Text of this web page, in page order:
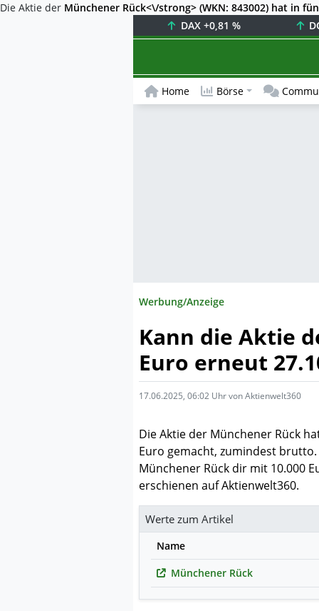
Die Aktie der Münchener Rück<\/strong> (WKN: 843002) hat in
DAX +0,81 %
Home Börse
Werbung/Anzeige
Kann die Aktie
Euro erneut
17.06.2025, 06:02 Uhr von Aktienwelt360
Die Aktie der Münchener Rück
Euro gemacht, zumindest
Münchener Rück dir mit 10.000
erschienen auf Aktienwelt360.
Werte zum Artikel
Name
Münchener Rück